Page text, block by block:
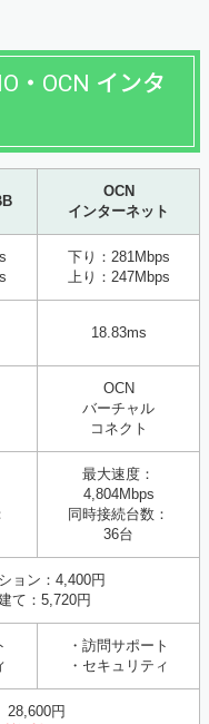
・OCN インタ
OCN
インターネット
下り：281Mbps
上り：247Mbps
18.83ms
OCN
バーチャル
コネクト
最大速度：
4,804Mbps
同時接続台数：
36台
ョン：4,400円
て：5,720円
・訪問サポート
・セキュリティ
28,600円